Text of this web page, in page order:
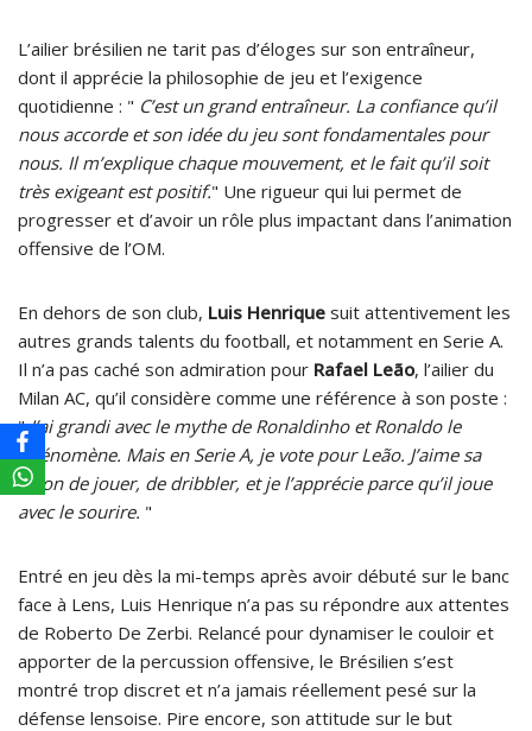
L’ailier brésilien ne tarit pas d’éloges sur son entraîneur,
dont il apprécie la philosophie de jeu et l’exigence
quotidienne : " C’est un grand entraîneur. La confiance qu’il
nous accorde et son idée du jeu sont fondamentales pour
nous. Il m’explique chaque mouvement, et le fait qu’il soit
très exigeant est positif." Une rigueur qui lui permet de
progresser et d’avoir un rôle plus impactant dans l’animation
offensive de l’OM.
En dehors de son club, Luis Henrique suit attentivement les
autres grands talents du football, et notamment en Serie A.
Il n’a pas caché son admiration pour Rafael Leão, l’ailier du
Milan AC, qu’il considère comme une référence à son poste :
"J’ai grandi avec le mythe de Ronaldinho et Ronaldo le
Phénomène. Mais en Serie A, je vote pour Leão. J’aime sa
façon de jouer, de dribbler, et je l’apprécie parce qu’il joue
avec le sourire. "
Entré en jeu dès la mi-temps après avoir débuté sur le banc
face à Lens, Luis Henrique n’a pas su répondre aux attentes
de Roberto De Zerbi. Relancé pour dynamiser le couloir et
apporter de la percussion offensive, le Brésilien s’est
montré trop discret et n’a jamais réellement pesé sur la
défense lensoise. Pire encore, son attitude sur le but